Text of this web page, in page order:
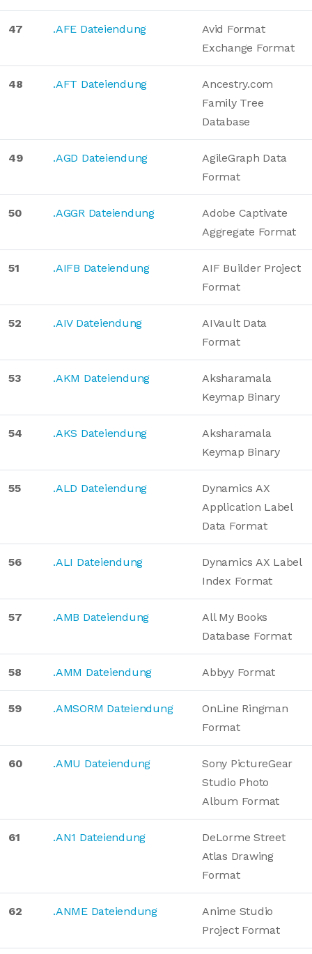
47 .AFE Dateiendung
Avid Format
Exchange Format
48 .AFT Dateiendung
Ancestry.com
Family Tree
Database
49 .AGD Dateiendung
AgileGraph Data
Format
50 .AGGR Dateiendung
Adobe Captivate
Aggregate Format
51 .AIFB Dateiendung
AIF Builder Project
Format
52 .AIV Dateiendung
AIVault Data
Format
53 .AKM Dateiendung
Aksharamala
Keymap Binary
54 .AKS Dateiendung
Aksharamala
Keymap Binary
55 .ALD Dateiendung
Dynamics AX
Application Label
Data Format
56 .ALI Dateiendung
Dynamics AX Label
Index Format
57 .AMB Dateiendung
All My Books
Database Format
58 .AMM Dateiendung Abbyy Format
59 .AMSORM Dateiendung
OnLine Ringman
Format
60 .AMU Dateiendung
Sony PictureGear
Studio Photo
Album Format
61 .AN1 Dateiendung
DeLorme Street
Atlas Drawing
Format
62 .ANME Dateiendung
Anime Studio
Project Format